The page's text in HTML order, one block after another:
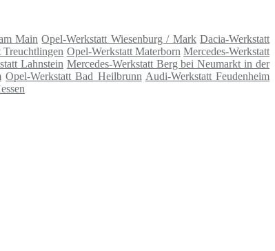
Main Opel-Werkstatt Wiesenburg / Mark Dacia-Werkstatt
Treuchtlingen Opel-Werkstatt Materborn Mercedes-Werkstatt
Lahnstein Mercedes-Werkstatt Berg bei Neumarkt in der
Opel-Werkstatt Bad Heilbrunn Audi-Werkstatt Feudenheim